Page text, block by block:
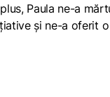
Paula ne-a
și ne-a oferit